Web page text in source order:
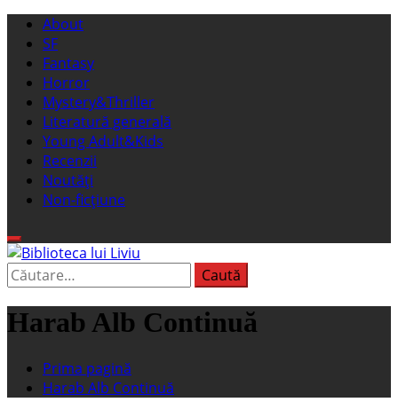
Sari
conținut
Meniu
principal
About
SF
Fantasy
Horror
Mystery&Thriller
Literatură generală
Young Adult&Kids
Recenzii
Noutăți
Non-ficțiune
Biblioteca lui Liviu
Fostul blog FanSF
Caută
după:
Harab Alb Continuă
Prima pagină
Harab Alb Continuă